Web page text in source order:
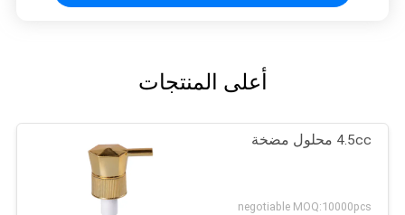
أعلى المنتجات
4.5cc محلول مضخة
negotiable MOQ:10000pcs